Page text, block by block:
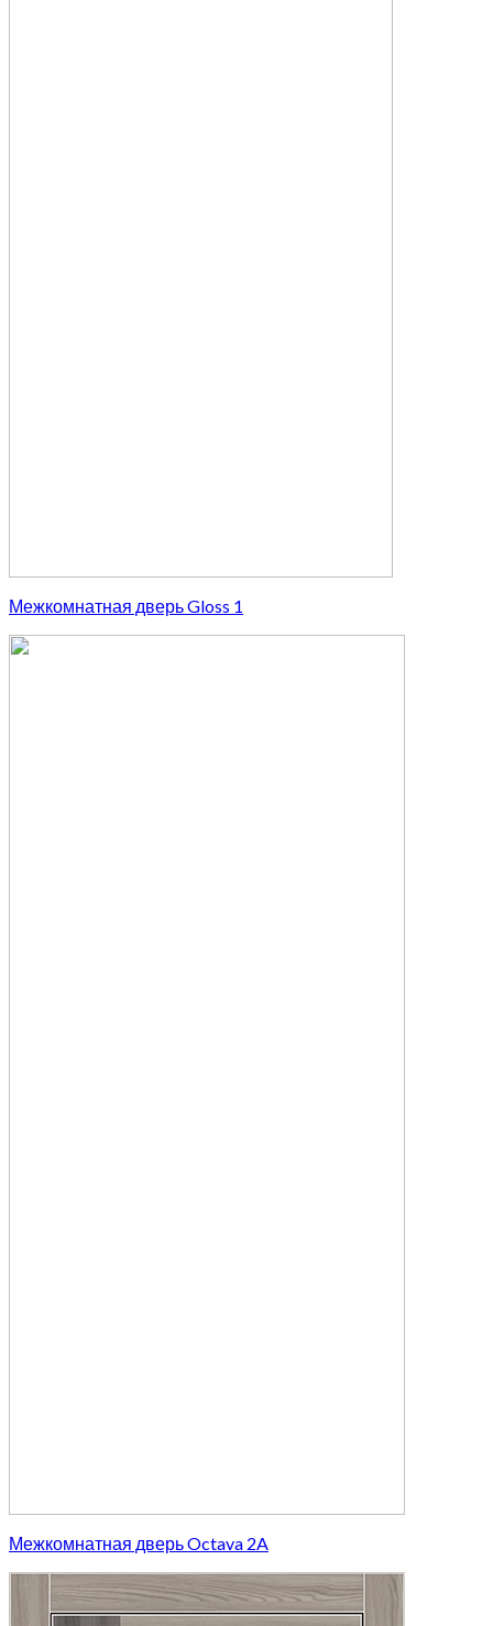
Межкомнатная дверь Gloss 1
Межкомнатная дверь Octava 2A